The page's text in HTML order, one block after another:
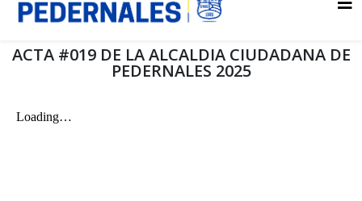
ACTA #019 DE LA ALCALDIA CIUDADANA DE
PEDERNALES 2025